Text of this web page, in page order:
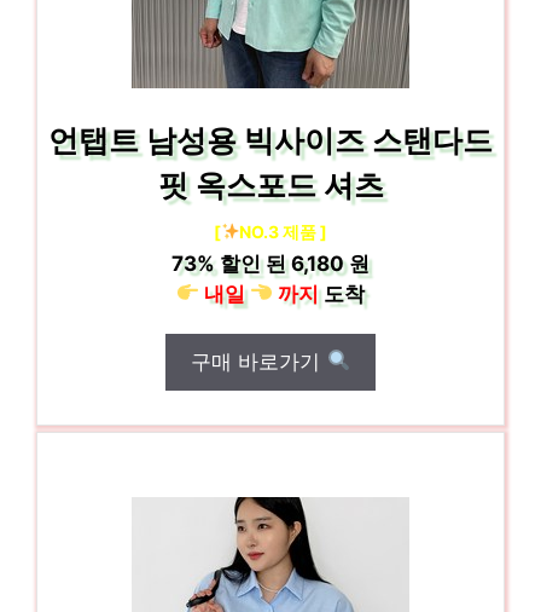
언탭트 남성용 빅사이즈 스탠다드
핏 옥스포드 셔츠
[ NO.3 제품 ]
73% 할인 된6,180 원
내일
까지도착
구매 바로가기